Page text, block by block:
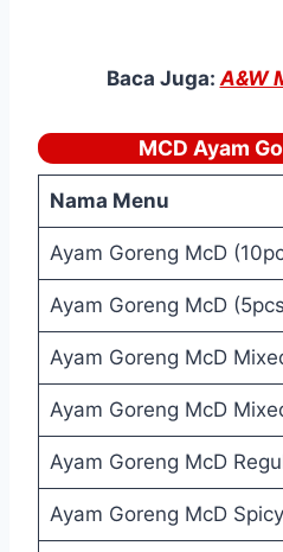
Baca Juga: A&W
MCD Ayam
Nama Menu
Ayam Goreng McD
Ayam Goreng McD
Ayam Goreng McD
Ayam Goreng McD
Ayam Goreng McD
Ayam Goreng McD